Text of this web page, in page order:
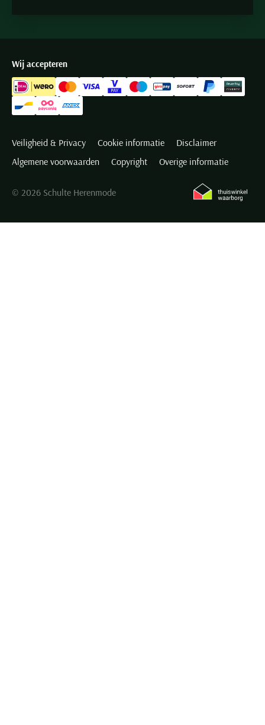
Wij accepteren
Veiligheid & Privacy Cookie informatie
Disclaimer
Algemene voorwaarden
Copyright Overige informatie
© 2026 Schulte Herenmode